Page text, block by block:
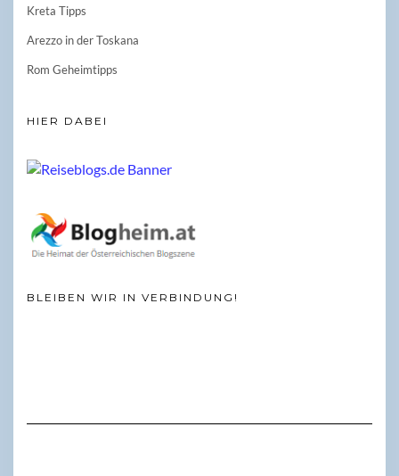
Kreta Tipps
Arezzo in der Toskana
Rom Geheimtipps
HIER DABEI
BLEIBEN WIR IN VERBINDUNG!